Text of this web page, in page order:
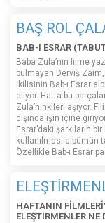
BAŞ ROL
BAB-I ESRAR
Baba Zula’nın filme
bulmayan Derviş
ikilisinin Bab-ı Esrar
alıyor. Hatta bu
Zula’nınkileri aşıyor.
dışında işin içine
Esrar’daki şarkıların
kullanılması albümün
Özellikle Bab-ı Esrar
HAFTANIN
ELEŞTİRMENLER NE